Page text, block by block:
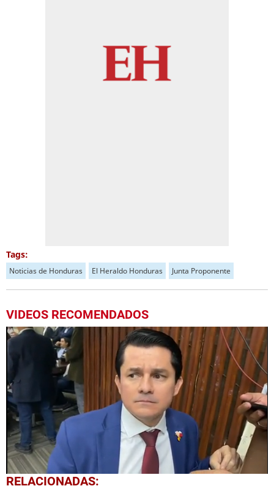
Tags:
Noticias de Honduras El Heraldo Honduras Junta Proponente
VIDEOS RECOMENDADOS
0
seconds
RELACIONADAS: